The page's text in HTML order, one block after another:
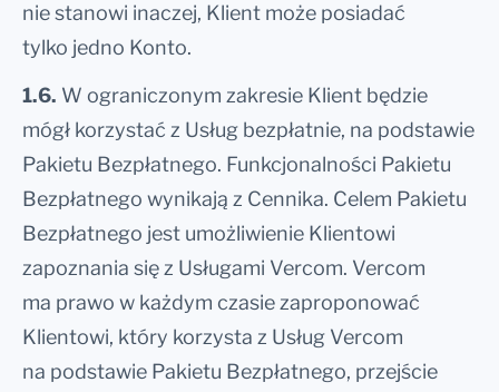
nie stanowi inaczej, Klient może posiadać
tylko jedno Konto.
1.6. W ograniczonym zakresie Klient będzie
mógł korzystać z Usług bezpłatnie, na podstawie
Pakietu Bezpłatnego. Funkcjonalności Pakietu
Bezpłatnego wynikają z Cennika. Celem Pakietu
Bezpłatnego jest umożliwienie Klientowi
zapoznania się z Usługami Vercom. Vercom
ma prawo w każdym czasie zaproponować
Klientowi, który korzysta z Usług Vercom
na podstawie Pakietu Bezpłatnego, przejście